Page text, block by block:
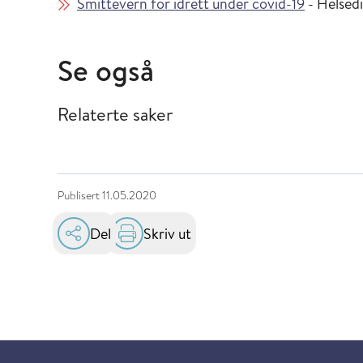
Se også
Relaterte saker
Publisert11.05.2020
Del Skriv ut